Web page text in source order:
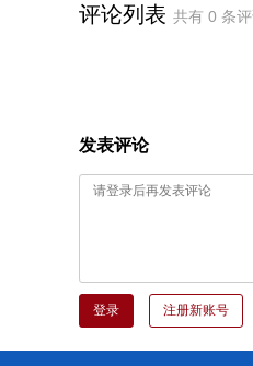
评论列表 共有 0 条
发表评论
登录 注册新账号